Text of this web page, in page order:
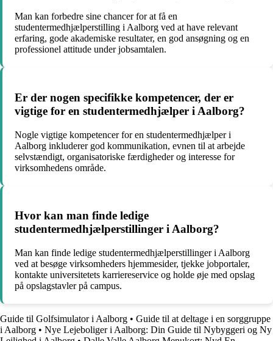
Man kan forbedre sine chancer for at få en
studentermedhjælperstilling i Aalborg ved at have relevant
erfaring, gode akademiske resultater, en god ansøgning og en
professionel attitude under jobsamtalen.
Er der nogen specifikke kompetencer, der er
vigtige for en studentermedhjælper i Aalborg?
Nogle vigtige kompetencer for en studentermedhjælper i
Aalborg inkluderer god kommunikation, evnen til at arbejde
selvstændigt, organisatoriske færdigheder og interesse for
virksomhedens område.
Hvor kan man finde ledige
studentermedhjælperstillinger i Aalborg?
Man kan finde ledige studentermedhjælperstillinger i Aalborg
ved at besøge virksomheders hjemmesider, tjekke jobportaler,
kontakte universitetets karriereservice og holde øje med opslag
på opslagstavler på campus.
Guide til Golfsimulator i Aalborg • Guide til at deltage i en sorggruppe
i Aalborg • Nye Lejeboliger i Aalborg: Din Guide til Nybyggeri og Ny